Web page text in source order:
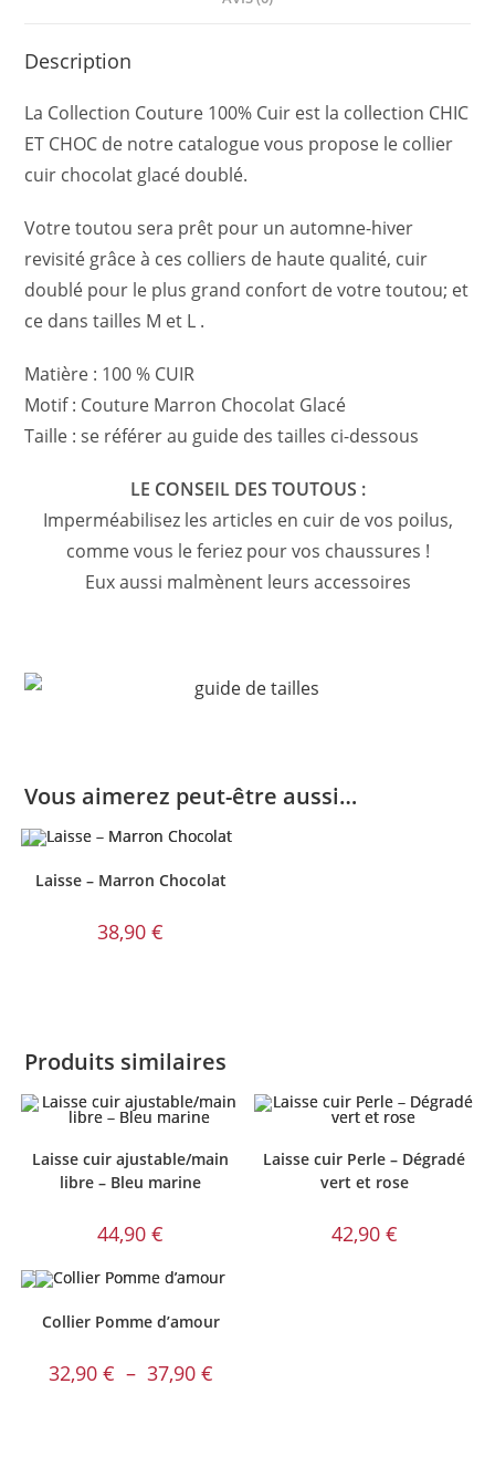
Description
La Collection Couture 100% Cuir est la collection CHIC
ET CHOC de notre catalogue vous propose le collier
cuir chocolat glacé doublé.
Votre toutou sera prêt pour un automne-hiver
revisité grâce à ces colliers de haute qualité, cuir
doublé pour le plus grand confort de votre toutou; et
ce dans tailles M et L .
Matière : 100 % CUIR
Motif : Couture Marron Chocolat Glacé
Taille : se référer au guide des tailles ci-dessous
LE CONSEIL DES TOUTOUS :
Imperméabilisez les articles en cuir de vos poilus,
comme vous le feriez pour vos chaussures !
Eux aussi malmènent leurs accessoires
Vous aimerez peut-être aussi…
Laisse – Marron Chocolat
38,90€
Produits similaires
Laisse cuir ajustable/main
libre – Bleu marine
44,90€
Laisse cuir Perle – Dégradé
vert et rose
42,90 €
Collier Pomme d’amour
32,90 € – 37,90 €Plage
de